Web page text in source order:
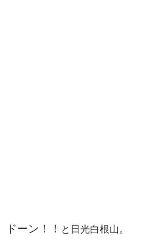
ドーン！！ と日光白根山。